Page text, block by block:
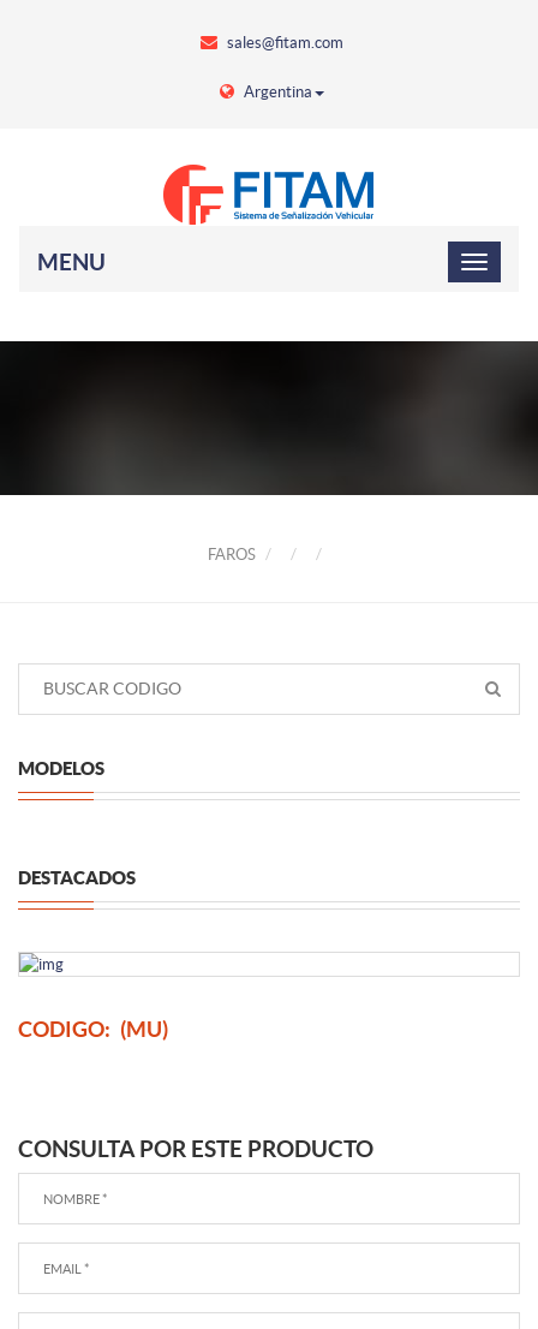
sales@fitam.com
Argentina
MENU
FAROS
MODELOS
DESTACADOS
CODIGO: (MU)
CONSULTA POR ESTE PRODUCTO